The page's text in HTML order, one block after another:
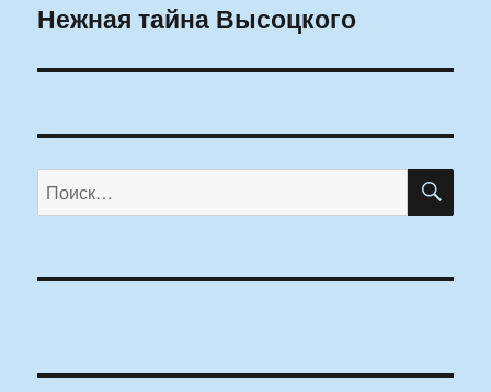
Следующая
Нежная тайна Высоцкого
Искать: